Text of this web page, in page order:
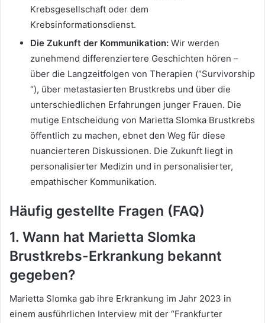
Krebsgesellschaft oder dem
Krebsinformationsdienst.
Die Zukunft der Kommunikation: Wir werden
zunehmend differenziertere Geschichten hören –
über die Langzeitfolgen von Therapien (“Survivorship
“), über metastasierten Brustkrebs und über die
unterschiedlichen Erfahrungen junger Frauen. Die
mutige Entscheidung von Marietta Slomka Brustkrebs
öffentlich zu machen, ebnet den Weg für diese
nuancierteren Diskussionen. Die Zukunft liegt in
personalisierter Medizin und in personalisierter,
empathischer Kommunikation.
Häufig gestellte Fragen (FAQ)
1. Wann hat Marietta Slomka
Brustkrebs-Erkrankung bekannt
gegeben?
Marietta Slomka gab ihre Erkrankung im Jahr 2023 in
einem ausführlichen Interview mit der “Frankfurter